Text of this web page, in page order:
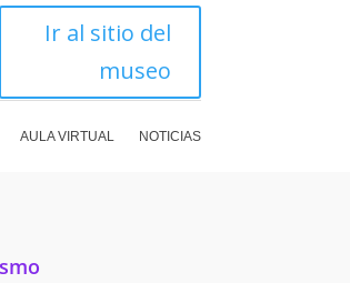
Ir al sitio del
museo
AULA VIRTUAL NOTICIAS